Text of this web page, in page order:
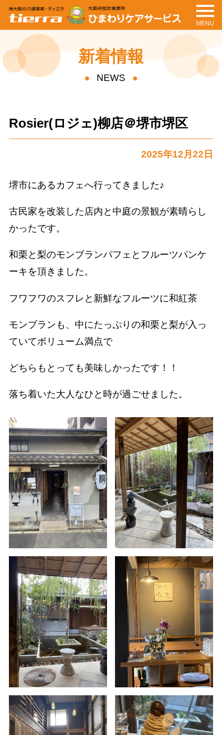
tierra
ひまわりケアサービ
ス
MENU
新着情報
NEWS
Rosier(ロジェ)柳店＠堺市堺区
2025年12月22日
堺市にあるカフェへ行ってきました♪
古民家を改装した店内と中庭の景観が素晴らし
かったです。
和栗と梨のモンブランパフェとフルーツパンケ
ーキを頂きました。
フワフワのスフレと新鮮なフルーツに和紅茶
モンブランも、中にたっぷりの和栗と梨が入っ
ていてボリューム満点で
どちらもとっても美味しかったです！！
落ち着いた大人なひと時が過ごせました。